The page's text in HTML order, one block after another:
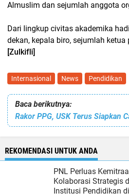
Almuslim dan sejumlah anggota
Dari lingkup civitas akademika
dekan, kepala biro, sejumlah ketua
[Zulkifli]
Internasional News Pendidikan
Baca berikutnya:
Rakor PPG, USK Terus Siapkan
REKOMENDASI UNTUK ANDA
PNL Perluas
Kolaborasi Strategis
Institusi Pendidikan